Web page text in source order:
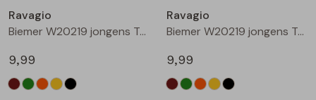
Blouses lange mouw
Sweatshirts
Bermuda's
Lange broek
Jackjes
Jassen
Lange broeken
Leggings
Ravagio
Biemer W20219 jongens T-shirts korte mouw Oranje roest
9,99
Ravagio
Biemer W20219 jongens T-shirts korte mouw Geel
9,99